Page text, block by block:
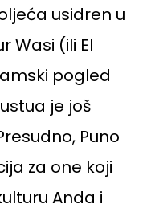
usidren u
Wasi (ili El
pogled
je još
Puno
za one koji
Anda i